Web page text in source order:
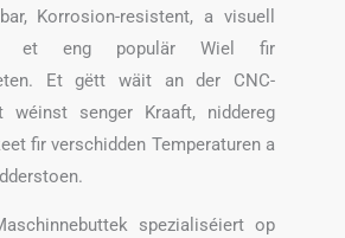
Korrosion-resistent, a visuell
et eng populär Wiel fir
Et gëtt wäit an der CNC-
wéinst senger Kraaft, niddereg
fir verschidden Temperaturen a
spezialiséiert op